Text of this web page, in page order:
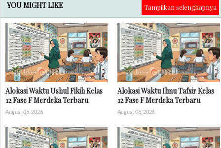
YOU MIGHT LIKE Tampilkan selengkapnya
Alokasi Waktu Ushul Fikih Kelas
12 Fase F Merdeka Terbaru
August 06, 2026
Alokasi Waktu Ilmu Tafsir Kelas
12 Fase F Merdeka Terbaru
August 06, 2026